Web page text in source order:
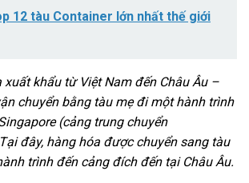
12 tàu Container lớn nhất thế giới
xuất khẩu từ Việt Nam đến Châu Âu –
chuyển bằng tàu mẹ đi một hành trình
(cảng trung chuyển
đây, hàng hóa được chuyển sang tàu
trình đến cảng đích đến tại Châu Âu.